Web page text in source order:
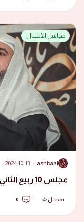
مجالس الأشبال
A
ashbaal
·
2024-10-13
مجلس 10 ربيع الثاني 1446 هجرية
تفضيل 0